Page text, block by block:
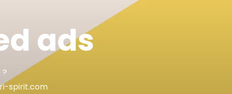
ads
spirit.com